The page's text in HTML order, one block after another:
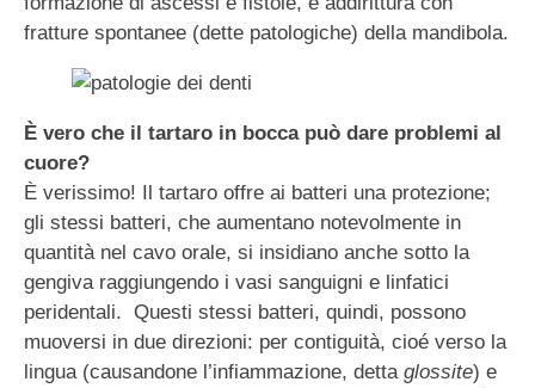
fratture spontanee (dette patologiche) della mandibola.
È vero che il tartaro in bocca può dare problemi al
cuore?
È verissimo! Il tartaro offre ai batteri una protezione;
gli stessi batteri, che aumentano notevolmente in
quantità nel cavo orale, si insidiano anche sotto la
gengiva raggiungendo i vasi sanguigni e linfatici
peridentali. Questi stessi batteri, quindi, possono
muoversi in due direzioni: per contiguità, cioé verso la
lingua (causandone l’infiammazione, detta glossite) e